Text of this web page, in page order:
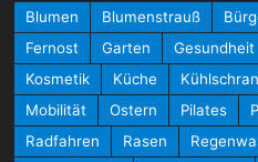
Blumen Blumenstrauß
Fernost
Garten Gesundheit
Kosmetik
Küche
Mobilität
Ostern Pilates
Radfahren
Rasen